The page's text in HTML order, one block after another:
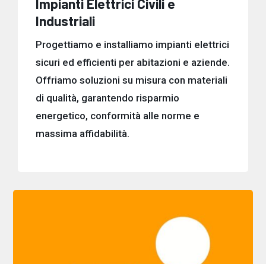
Impianti Elettrici Civili e
Industriali
Progettiamo e installiamo impianti elettrici
sicuri ed efficienti per abitazioni e aziende.
Offriamo soluzioni su misura con materiali
di qualità, garantendo risparmio
energetico, conformità alle norme e
massima affidabilità.